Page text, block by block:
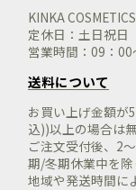
KINKA
定休日：土日祝日
営業時間：09：
送料について
お買い上げ金額が
込))以上の場合は
ご注文受付後、2
期/冬期休業中を除
地域や発送時間に